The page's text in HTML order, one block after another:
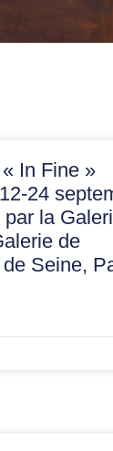
In Fine »
24
la
de
de Seine,